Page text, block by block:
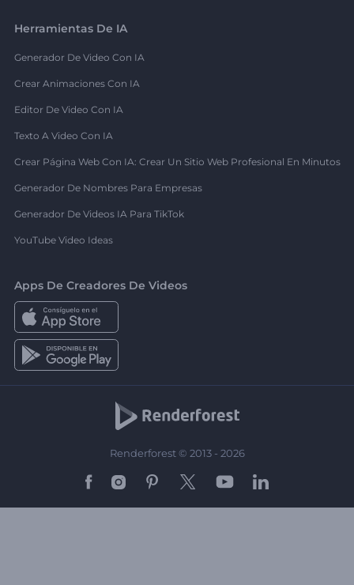
Herramientas De IA
Generador De Video Con IA
Crear Animaciones Con IA
Editor De Video Con IA
Texto A Video Con IA
Crear Página Web Con IA: Crear Un Sitio Web Profesional En Minutos
Generador De Nombres Para Empresas
Generador De Videos IA Para TikTok
YouTube Video Ideas
Apps De Creadores De Videos
Renderforest © 2013 - 2026